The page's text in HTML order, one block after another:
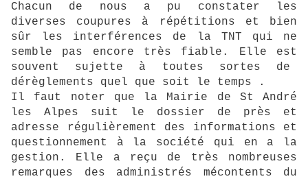
Chacun de nous a pu constater les
diverses coupures à répétitions et bien
sûr les interférences de la TNT qui ne
semble pas encore très fiable. Elle est
souvent sujette à toutes sortes de
dérèglements quel que soit le temps .
Il faut noter que la Mairie de St André
les Alpes suit le dossier de près et
adresse régulièrement des informations et
questionnement à la société qui en a la
gestion. Elle a reçu de très nombreuses
remarques des administrés mécontents du